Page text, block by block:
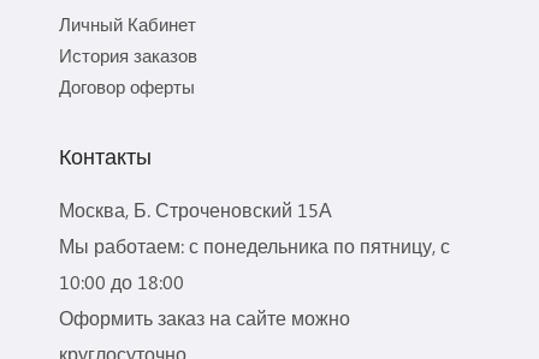
Личный Кабинет
История заказов
Договор оферты
Контакты
Москва, Б. Строченовский 15А
Мы работаем: с понедельника по пятницу, с
10:00 до 18:00
Оформить заказ на сайте можно
круглосуточно